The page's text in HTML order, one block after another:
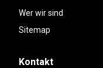
Wer wir sind
Sitemap
Kontakt